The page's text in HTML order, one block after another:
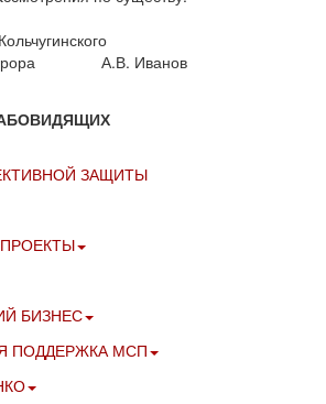
А.В. Иванов
ЗАЩИТЫ
БИЗНЕС
ПОДДЕРЖКА МСП